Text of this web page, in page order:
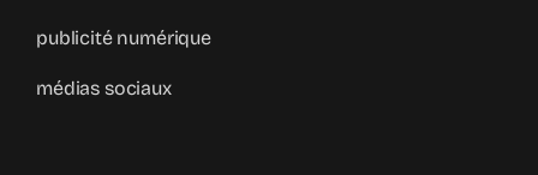
publicité numérique
médias sociaux